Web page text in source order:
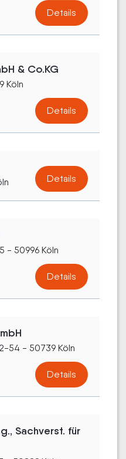
Details
& Co.KG
Köln
Details
Details
- 50996 Köln
Details
54 - 50739 Köln
Details
Sachverst. für